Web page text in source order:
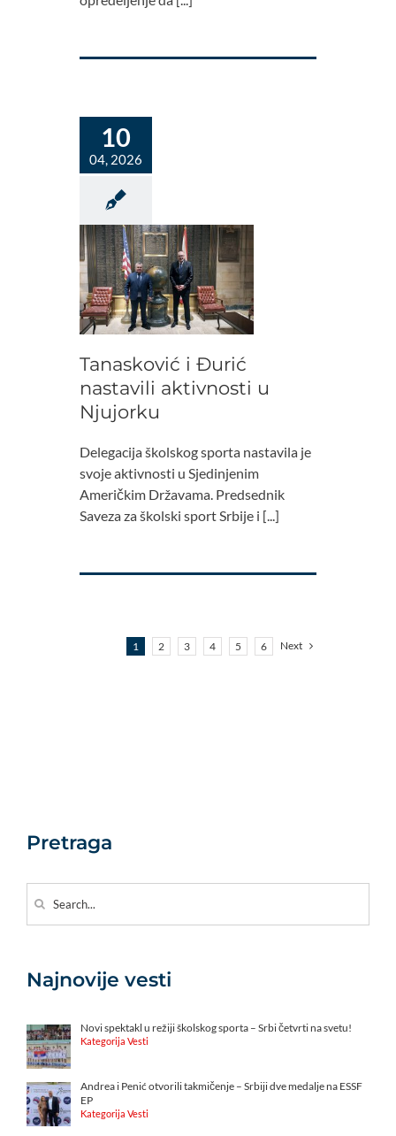
10
04, 2026
Tanasković i Đurić
nastavili aktivnosti u
Njujorku
Delegacija školskog sporta nastavila je
svoje aktivnosti u Sjedinjenim
Američkim Državama. Predsednik
Saveza za školski sport Srbije i [...]
1 2 3 4 5 6 Next
Pretraga
for:
Najnovije vesti
Novi spektakl u režiji školskog sporta – Srbi četvrti na svetu!
Kategorija Vesti
Andrea i Penić otvorili takmičenje – Srbiji dve medalje na ESSF
EP
Kategorija Vesti